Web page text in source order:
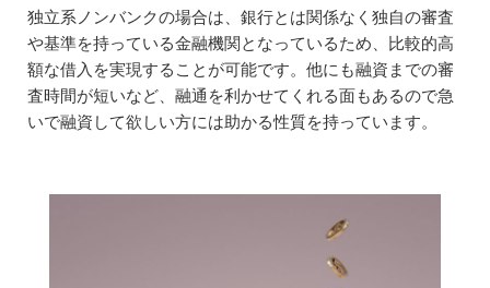
独立系ノンバンクの場合は、銀行とは関係なく独自の審査
や基準を持っている金融機関となっているため、比較的高
額な借入を実現することが可能です。他にも融資までの審
査時間が短いなど、融通を利かせてくれる面もあるので急
いで融資して欲しい方には助かる性質を持っています。